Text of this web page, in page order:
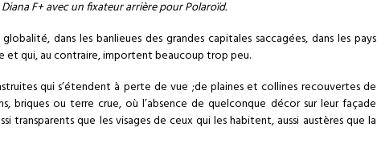
F+ avec un fixateur arrière pour Polaroïd.
dans les banlieues des grandes capitales saccagées, dans les pays
et qui, au contraire, importent beaucoup trop peu.
qui s’étendent à perte de vue ;de plaines et collines recouvertes de
briques ou terre crue, où l’absence de quelconque décor sur leur façade
transparents que les visages de ceux qui les habitent, aussi austères que la